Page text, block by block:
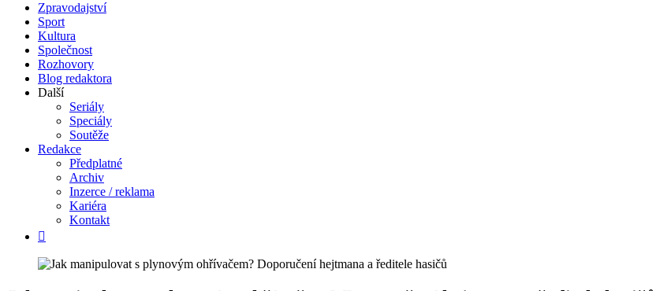
Zpravodajství
Sport
Kultura
Společnost
Rozhovory
Blog redaktora
Další
Seriály
Speciály
Soutěže
Redakce
Předplatné
Archiv
Inzerce / reklama
Kariéra
Kontakt